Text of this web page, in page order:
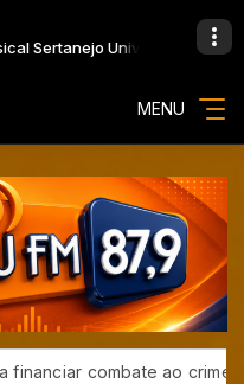
Universitário e Raiz
MENU
combate ao crime